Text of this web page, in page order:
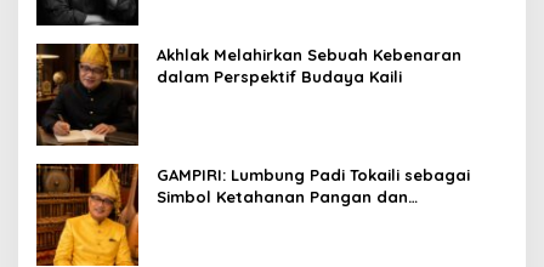
Akhlak Melahirkan Sebuah Kebenaran
dalam Perspektif Budaya Kaili
GAMPIRI: Lumbung Padi Tokaili sebagai
Simbol Ketahanan Pangan dan